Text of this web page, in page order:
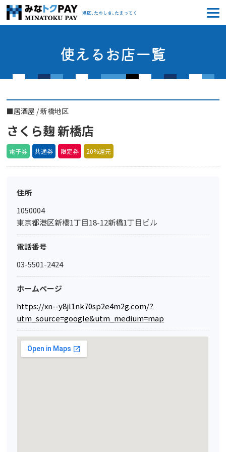
みなトクPAY
港区、たのしさ、たまってく
使えるお店一覧
■居酒屋 /新橋地区
さくら麹 新橋店
電子券 共通券 限定券 20%還元
住所
1050004
東京都港区新橋1丁目18-12新橋1丁目ビル
電話番号
03-5501-2424
ホームページ
https://xn--y8jl1nk70sp2e4m2g.com/?
utm_source=google&utm_medium=map